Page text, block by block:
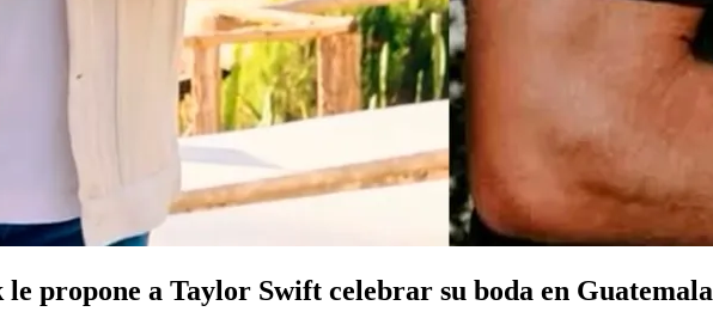
propone a Taylor Swift celebrar su boda en Guatemala